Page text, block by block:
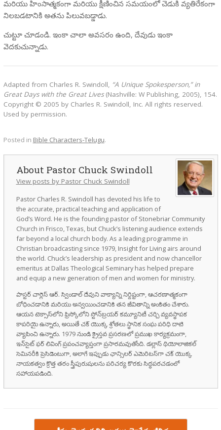
మరియు హింసాత్మకంగా మరియు క్షీణించిన సమయంలో చెడుకి వ్యతిరేకంగా
నిలబడటానికి అతను పిలువబడ్డాడు.
చుట్టూ చూడండి. ఇంకా చాలా అవసరం ఉంది, దేవుడు ఇంకా
వెదకుచున్నాడు.
Adapted from Charles R. Swindoll, “A Unique Spokesperson,” in
Great Days with the Great Lives(Nashville: W Publishing, 2005), 154.
Copyright © 2005 by Charles R. Swindoll, Inc. All rights reserved.
Used by permission.
Posted in Bible Characters-Telugu.
Pastor Chuck Swindoll
View posts by Pastor Chuck Swindoll
Pastor Charles R. Swindoll has devoted his life to
the accurate, practical teaching and application of
God’s Word. He is the founding pastor of Stonebriar Community
Church in Frisco, Texas, but Chuck’s listening audience extends
far beyond a local church body. As a leading programme in
Christian broadcasting since 1979, Insight for Living airs around
the world. Chuck’s leadership as president and now chancellor
emeritus at Dallas Theological Seminary has helped prepare
and equip a new generation of men and women for ministry.
పాస్టర్ చార్లెస్ ఆర్. స్విండాల్ దేవుని వాక్యాన్ని నిర్దిష్టంగా, ఆచరణాత్మకంగా
బోధించడానికి మరియు అన్వయించడానికి తన జీవితాన్ని అంకితం చేశారు.
ఆయన టెక్సాస్‌లోని ఫ్రిస్కోలోని స్టోన్‌బ్రయర్ కమ్యూనిటీ చర్చి వ్యవస్థాపక
కాపరియై ఉన్నారు, అయితే చక్ యొక్క శ్రోతలు స్థానిక సంఘ పరిధి దాటి
వ్యాపించి ఉన్నారు. 1979 నుండి క్రైస్తవ ప్రసరణలో ప్రముఖ కార్యక్రమంగా,
ఇన్‌సైట్ ఫర్ లివింగ్ ప్రపంచవ్యాప్తంగా ప్రసారమవుతోంది. డల్లాస్ థియోలాజికల్
సెమినరీకి ప్రెసిడెంటుగా, అలాగే ఇప్పుడు ఛాన్సిలర్ ఎమెరిటస్‌గా చక్ యొక్క
నాయకత్వం క్రొత్త తరం స్త్రీపురుషులను పరిచర్య కొరకు సిద్ధపరచడంలో
సహాయపడింది.
Post navigation